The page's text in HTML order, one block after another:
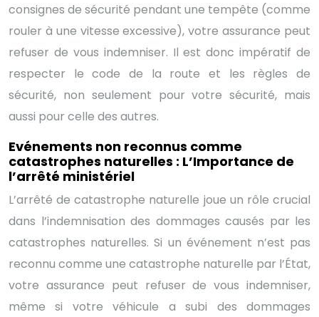
consignes de sécurité pendant une tempête (comme
rouler à une vitesse excessive), votre assurance peut
refuser de vous indemniser. Il est donc impératif de
respecter le code de la route et les règles de
sécurité, non seulement pour votre sécurité, mais
aussi pour celle des autres.
Evénements non reconnus comme
catastrophes naturelles : L’Importance de
l’arrêté ministériel
L’arrêté de catastrophe naturelle joue un rôle crucial
dans l’indemnisation des dommages causés par les
catastrophes naturelles. Si un événement n’est pas
reconnu comme une catastrophe naturelle par l’État,
votre assurance peut refuser de vous indemniser,
même si votre véhicule a subi des dommages